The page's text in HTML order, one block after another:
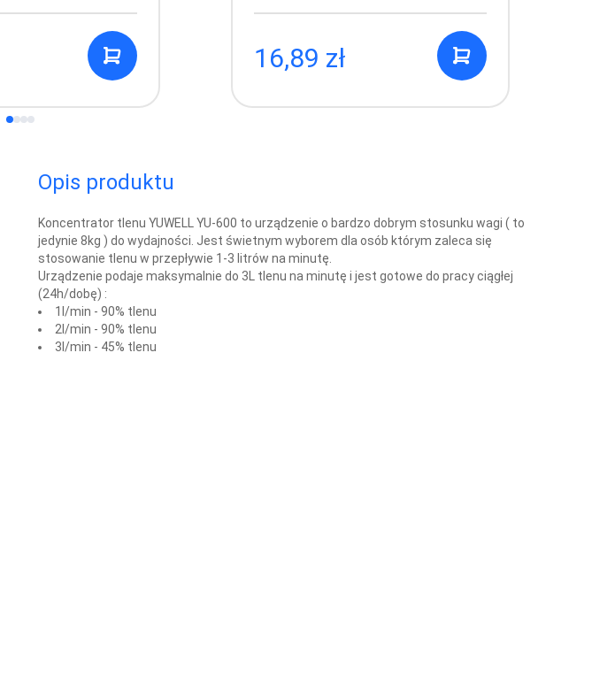
16,89 zł
Opis produktu
Koncentrator tlenu YUWELL YU-600 to urządzenie o bardzo dobrym stosunku wagi ( to
jedynie 8kg ) do wydajności. Jest świetnym wyborem dla osób którym zaleca się
stosowanie tlenu w przepływie 1-3 litrów na minutę.
Urządzenie podaje maksymalnie do 3L tlenu na minutę i jest gotowe do pracy ciągłej
(24h/dobę) :
1l/min - 90% tlenu
2l/min - 90% tlenu
3l/min - 45% tlenu